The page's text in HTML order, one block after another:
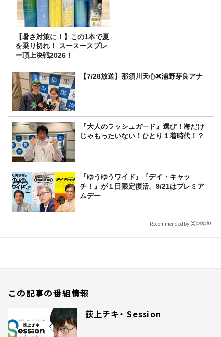
【暑さ対策に！】この1本で夏
を乗り切れ！ スースースプレ
ー頂上決戦2026！
【7/28放送】那須川天心❌浦野芽良アナ
『大人のラッシュガード』選び！海だけ
じゃもったいない！ひとり１着時代！？
『ゆうゆうワイド』『デイ・キャッ
チ！』が１日限定復活。9/21はプレミア
ムデー
Recommended by
この記事の番組情報
荻上チキ・ Session